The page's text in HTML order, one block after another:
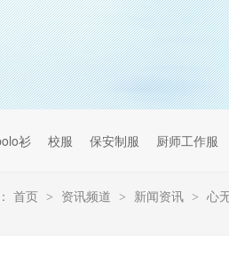
衫 校服 保安制服 厨师工作服
首页 > 资讯频道 > 新闻资讯 > 心